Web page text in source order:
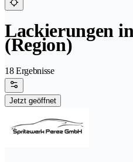
Lackierungen
(Region)
18 Ergebnisse
Jetzt geöffnet